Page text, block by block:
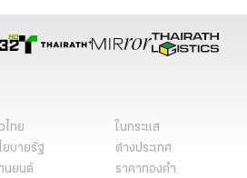
ไทย
ในกระแส
ยบายรัฐ
ต่างประเทศ
นยนต์
ราคาทองคำ